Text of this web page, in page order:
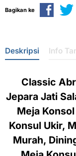
Bagikan ke
Deskripsi Info
Classic
Jepara Jati
Meja
Konsul Ukir,
Murah,